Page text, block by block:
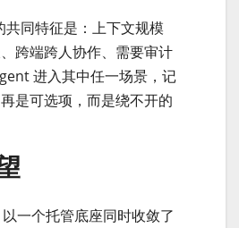
共同特征是：上下文规模
跨端跨人协作、需要审计
进入其中任一场景，记
是可选项，而是绕不开的
一个托管底座同时收敛了